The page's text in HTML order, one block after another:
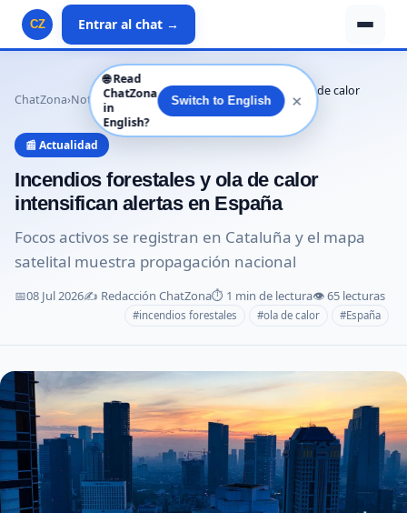
CZ Entrar al chat →
ChatZona›Noticias›Actualidad›
Incendios forestales y ola de calor
intensifican …
📰 Actualidad
Incendios forestales y ola de calor
intensifican alertas en España
Focos activos se registran en Cataluña y el mapa
satelital muestra propagación nacional
📅08 Jul 2026✍️ Redacción ChatZona⏱️ 1 min de lectura👁️ 65 lecturas
#incendios forestales #ola de calor #España
🌐 Read
ChatZona
in
English?
Switch to English ✕